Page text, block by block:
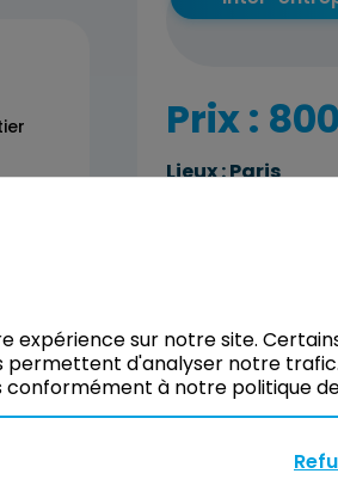
Prix :
Lieux :Paris
Paris
18
Durée :
expérience sur notre site.
d'analyser notre
conformément à notre politique